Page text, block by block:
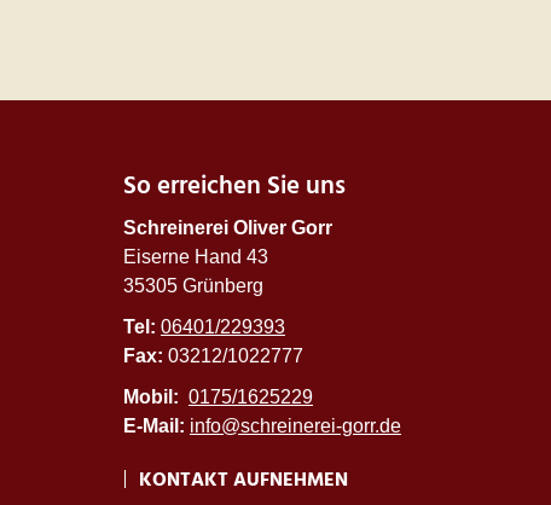
So erreichen Sie uns
Schreinerei Oliver Gorr
Eiserne Hand 43
35305 Grünberg
Tel: 06401/229393
Fax: 03212/1022777
Mobil: 0175/1625229
E-Mail: info@schreinerei-gorr.de
KONTAKT AUFNEHMEN